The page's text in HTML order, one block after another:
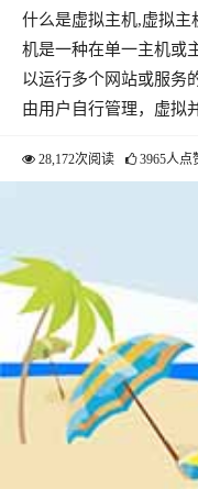
什么是虚拟主机,虚拟主
机是一种在单一主机或
以运行多个网站或服务
由用户自行管理，虚拟
28,172次阅读 3965人点